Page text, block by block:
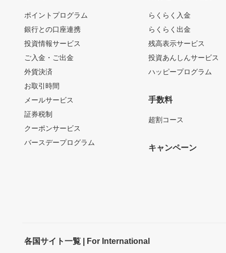
ポイントプログラム
銀行との口座連携
投資情報サービス
ご入金・ご出金
外貨決済
お取引時間
メールサービス
証券税制
クーポンサービス
バースデープログラム
らくらく入金
らくらく出金
残高表示サービス
投資あんしんサービス
ハッピープログラム
手数料
超割コース
キャンペーン
各国サイト一覧 | For International